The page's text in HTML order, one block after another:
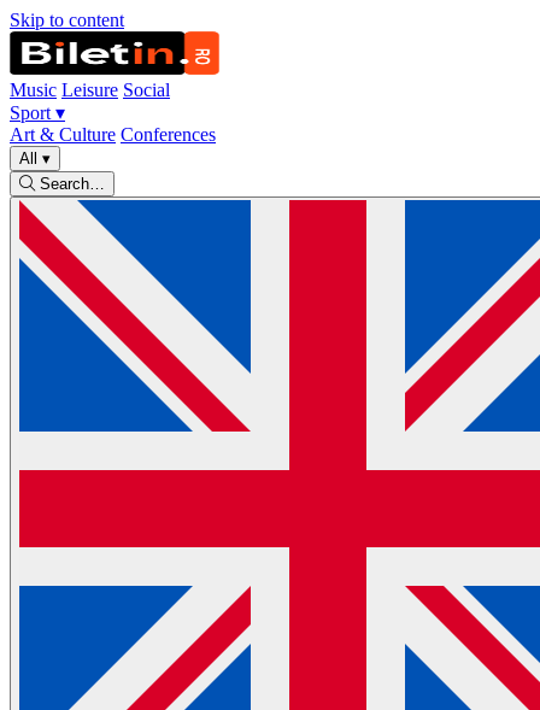
Skip to content
Music Leisure Social
Sport ▾
Art & Culture Conferences
All ▾
Search…